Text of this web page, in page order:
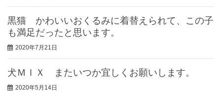
黒猫 かわいいおくるみに着替えられて、この子
も満足だったと思います。
2020年7月21日
犬ＭＩＸ またいつか宜しくお願いします。
2020年5月14日